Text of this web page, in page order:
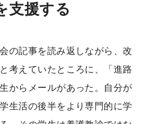
支援する
の記事を読み返しながら、改
考えていたところに、「進路
からメールがあった。自分が
生活の後半をより専門的に学